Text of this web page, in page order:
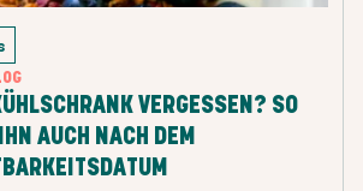
VERGESSEN? SO
AUCH NACH DEM